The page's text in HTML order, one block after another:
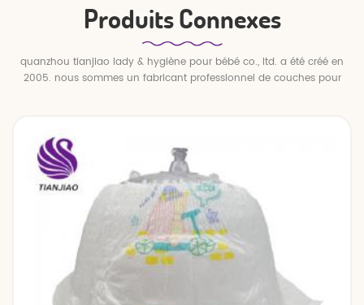
Produits Connexes
quanzhou tianjiao lady & hygiène pour bébé co., ltd. a été créé en
2005. nous sommes un fabricant professionnel de couches pour